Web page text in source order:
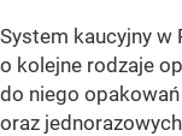
System kaucyjny w
o kolejne rodzaje
do niego
oraz